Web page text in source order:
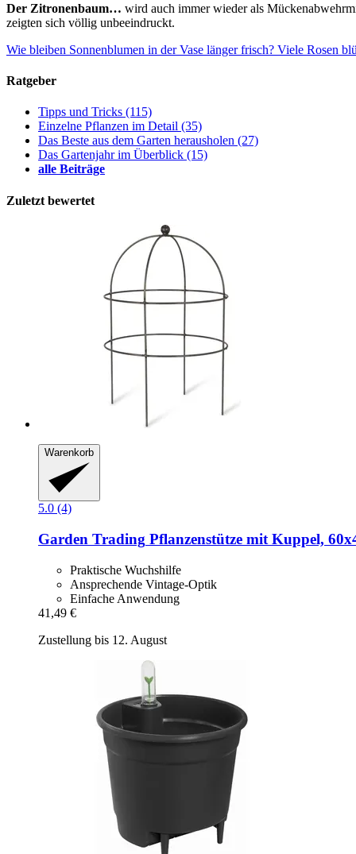
Der Zitronenbaum… wird auch immer wieder als
zeigten sich völlig unbeeindruckt.
Wie bleiben Sonnenblumen in der Vase länger frisch? Viele Rosen
Ratgeber
Tipps und Tricks (115)
Einzelne Pflanzen im Detail (35)
Das Beste aus dem Garten herausholen (27)
Das Gartenjahr im Überblick (15)
alle Beiträge
Zuletzt bewertet
Warenkorb
5.0 (4)
Garden Trading Pflanzenstütze mit Kuppel,
Praktische Wuchshilfe
Ansprechende Vintage-Optik
Einfache Anwendung
41,49 €
Zustellung bis 12. August